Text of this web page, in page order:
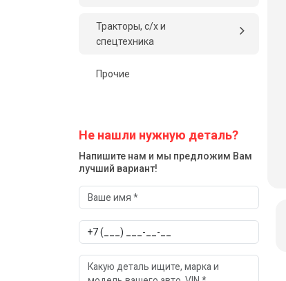
Тракторы, с/x и
спецтехника
Прочие
Не нашли нужную деталь?
Напишите нам и мы предложим Вам
лучший вариант!